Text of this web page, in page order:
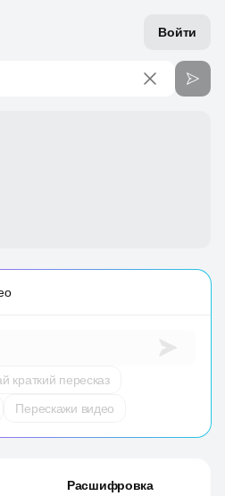
Войти
краткий пересказ
Перескажи видео
Расшифровка